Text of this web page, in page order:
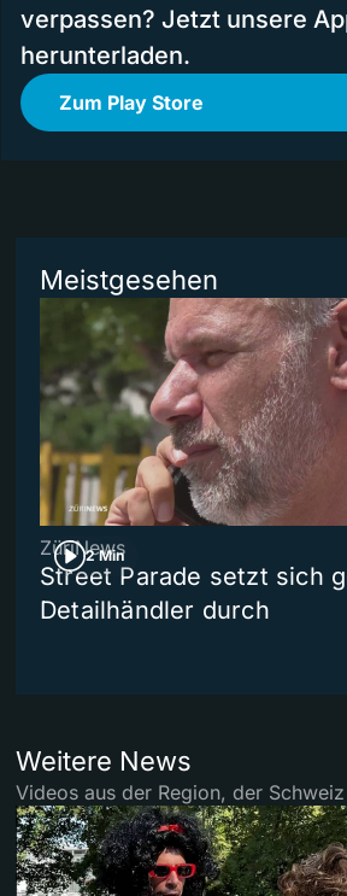
verpassen? Jetzt unsere
herunterladen.
Zum Play Store
Meistgesehen
2 Min
ZüriNews
Street Parade setzt sich
Detailhändler durch
Weitere News
Videos aus der Region, der